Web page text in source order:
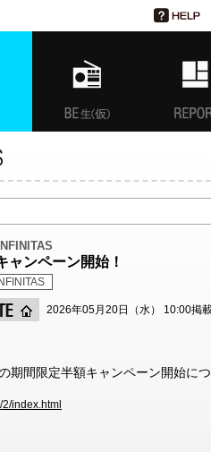
ャンペーン開始！
2026年05月20日（水） 10:00掲
期間限定半額キャンペーン開始に
index.html